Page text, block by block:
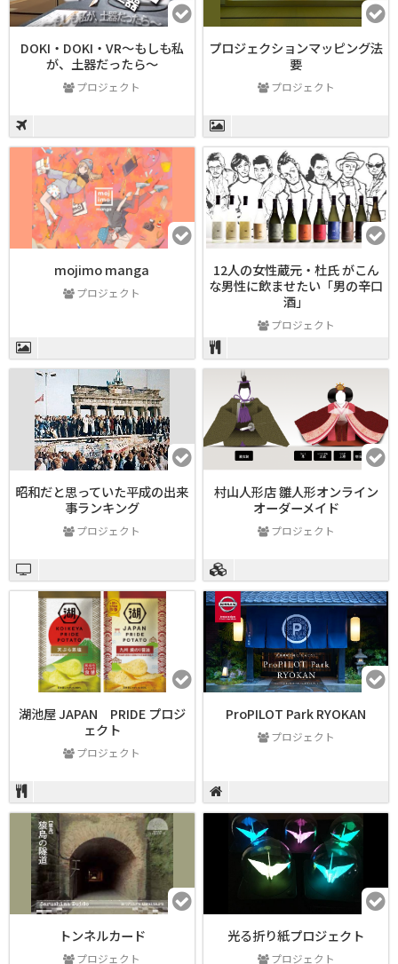
DOKI・DOKI・VR～もしも私
が、土器だったら～
プロジェクト
プロジェクションマッピング法
要
プロジェクト
mojimo manga
プロジェクト
12人の女性蔵元・杜氏 がこん
な男性に飲ませたい「男の辛口
酒」
プロジェクト
昭和だと思っていた平成の出来
事ランキング
プロジェクト
村山人形店 雛人形オンライン
オーダーメイド
プロジェクト
湖池屋 JAPAN PRIDE プロジ
ェクト
プロジェクト
ProPILOT Park RYOKAN
プロジェクト
トンネルカード
プロジェクト
光る折り紙プロジェクト
プロジェクト